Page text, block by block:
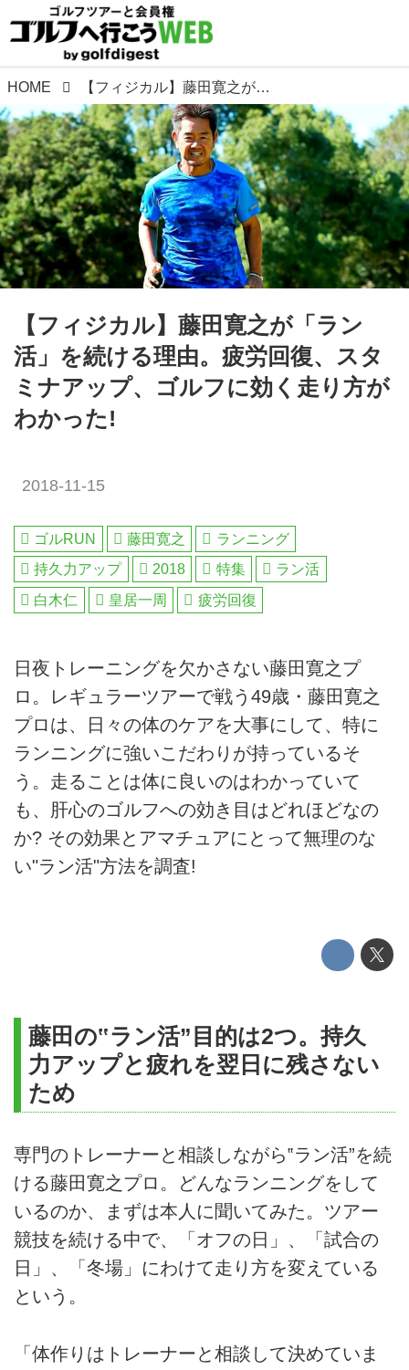
HOME 【フィジカル】藤田寛之が「ラン活」を続ける理由。疲労回復、スタミナアップ、ゴルフに効く走り方がわかった!
【フィジカル】藤田寛之が「ラン
活」を続ける理由。疲労回復、スタ
ミナアップ、ゴルフに効く走り方が
わかった!
2018-11-15
ゴルRUN 藤田寛之
ランニング
持久力アップ
2018 特集
ラン活
白木仁
皇居一周 疲労回復
日夜トレーニングを欠かさない藤田寛之プ
ロ。レギュラーツアーで戦う49歳・藤田寛之
プロは、日々の体のケアを大事にして、特に
ランニングに強いこだわりが持っているそ
う。走ることは体に良いのはわかっていて
も、肝心のゴルフへの効き目はどれほどなの
か? その効果とアマチュアにとって無理のな
い"ラン活"方法を調査!
藤田の‟ラン活”目的は2つ。持久
力アップと疲れを翌日に残さない
ため
専門のトレーナーと相談しながら‟ラン活”を続
ける藤田寛之プロ。どんなランニングをして
いるのか、まずは本人に聞いてみた。ツアー
競技を続ける中で、「オフの日」、「試合の
日」、「冬場」にわけて走り方を変えている
という。
「体作りはトレーナーと相談して決めていま